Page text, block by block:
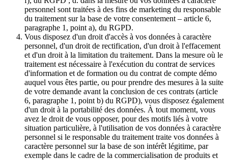
personnel sont traitées à des fins de marketing du responsable
du traitement sur la base de votre consentement – article 6,
paragraphe 1, point a), du RGPD.
Vous disposez d'un droit d'accès à vos données à caractère
personnel, d'un droit de rectification, d'un droit à l'effacement
et d'un droit à la limitation du traitement. Dans la mesure où le
traitement est nécessaire à l'exécution du contrat de services
d'information et de formation ou du contrat de compte démo
auquel vous êtes partie, ou pour prendre des mesures à la suite
de votre demande avant la conclusion de ces contrats (article
6, paragraphe 1, point b) du RGPD), vous disposez également
d'un droit à la portabilité des données. À tout moment, vous
avez le droit de vous opposer, pour des motifs liés à votre
situation particulière, à l'utilisation de vos données à caractère
personnel si le responsable du traitement traite vos données à
caractère personnel sur la base de son intérêt légitime, par
exemple dans le cadre de la commercialisation de produits et